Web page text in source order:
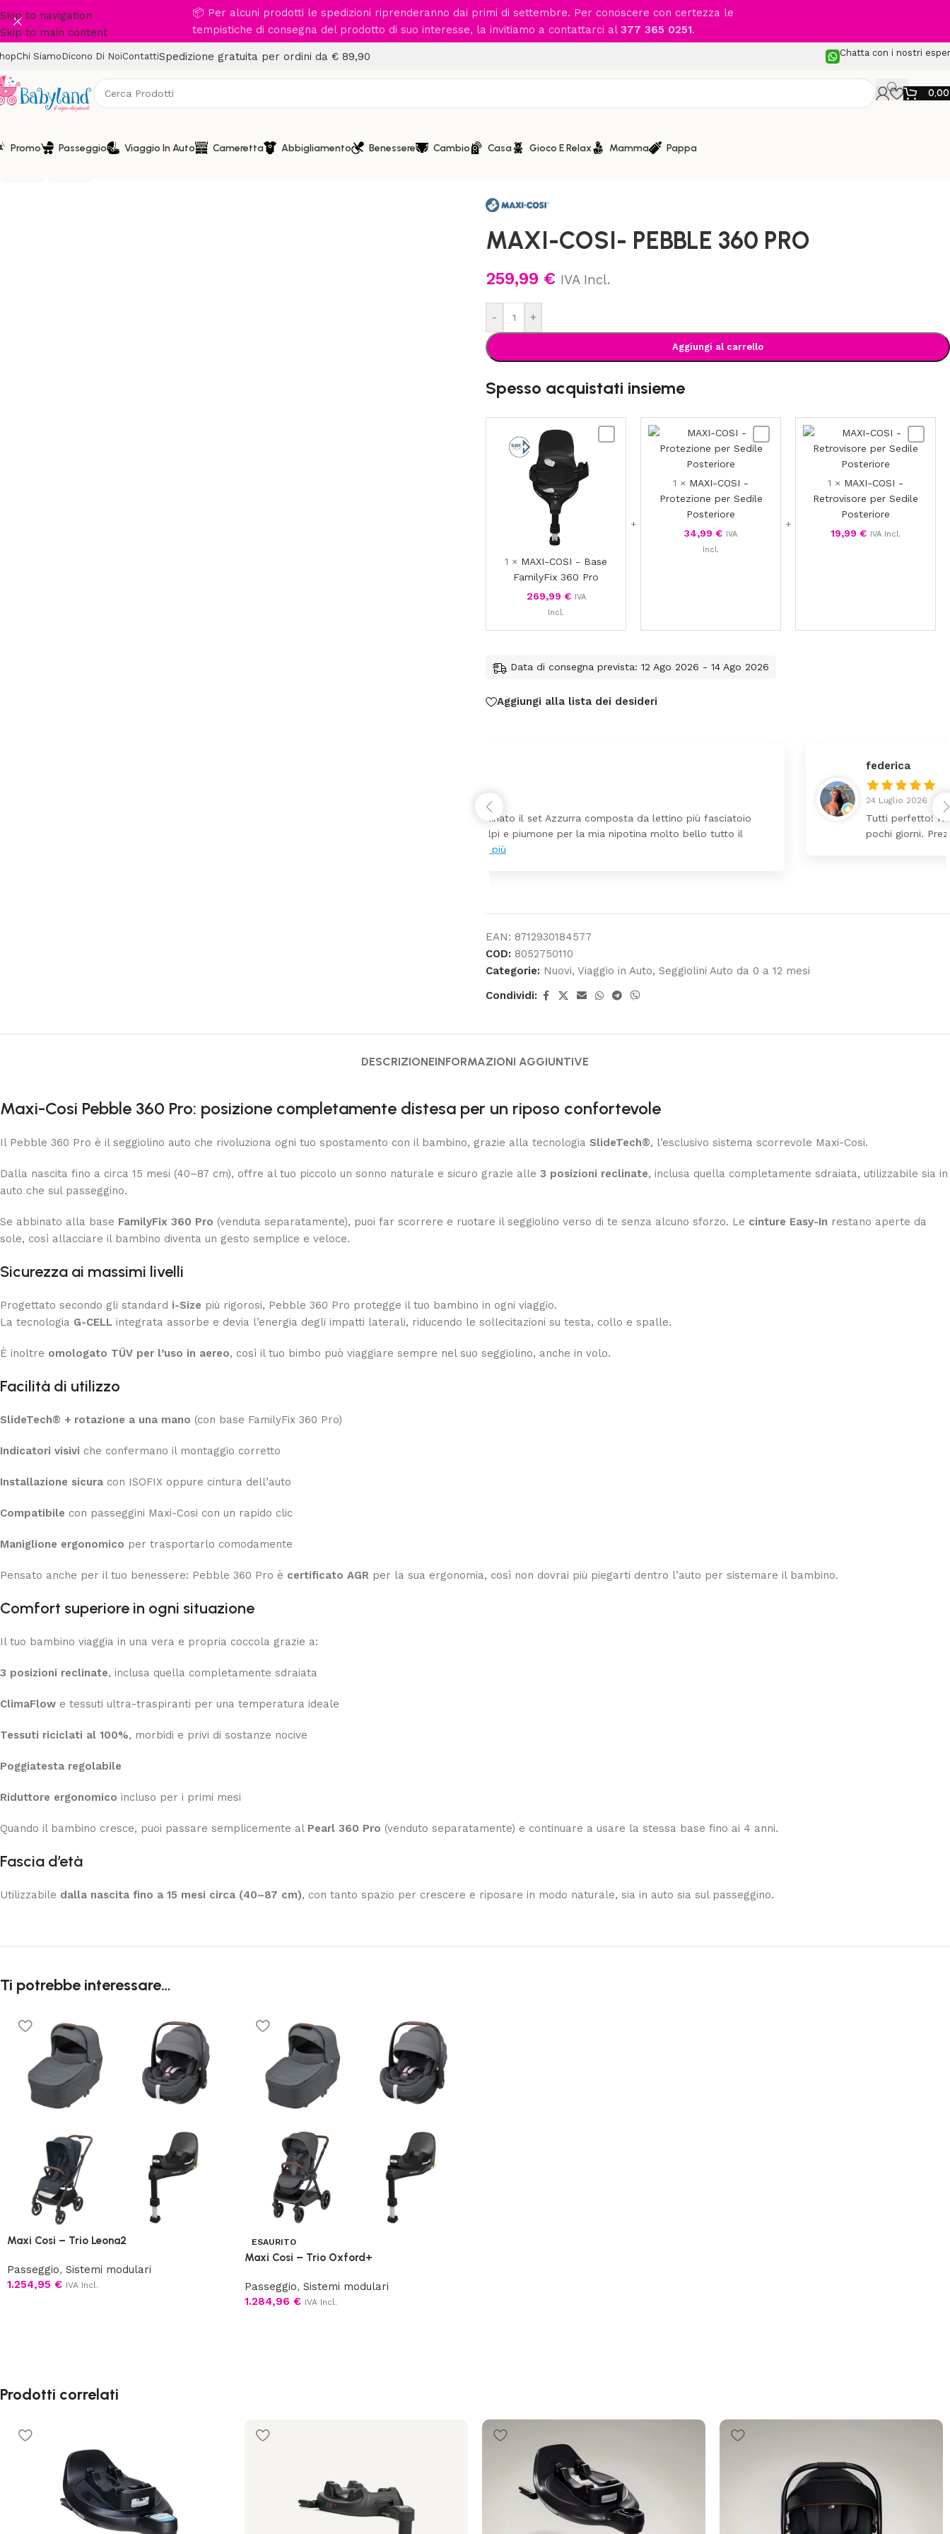
Skip to navigation
Skip to main content
📦 Per alcuni prodotti le spedizioni riprenderanno dai primi di settembre. Per conoscere con certezza le
tempistiche di consegna del prodotto di suo interesse, la invitiamo a contattarci al 377 365 0251.
Chi Siamo Dicono Di NoiContattiSpedizione gratuita per ordini da € 89,90 Chatta con i nostri
Promo Passeggio Viaggio In Auto Cameretta Abbigliamento Benessere Cambio Casa Gioco E Relax Mamma Pappa
Home/Viaggio in Auto/Seggiolini Auto da 0 a 12 mesi
MAXI-COSI- PEBBLE 360 PRO
259,99 € IVA Incl.
- +
Aggiungi al carrello
Spesso acquistati insieme
1 × MAXI-COSI - Base
FamilyFix 360 Pro
269,99 € IVA
Incl.
COSI
per
Posteriore
1 × MAXI-COSI -
Protezione per Sedile
Posteriore
34,99 € IVA
Incl.
COSI
per
1 × MAXI-COSI -
Retrovisore per Sedile
Posteriore
19,99 € IVA Incl.
Data di consegna prevista: 12 Ago 2026 - 14 Ago 2026
Aggiungi alla lista dei desideri
Tutti perfetto! Ho ordinato un lettino che é arrivato ben imballato dopo
pochi giorni. Prezzo ottimi rispetto la concorrenza
EAN: 8712930184577
COD: 8052750110
Categorie: Nuovi, Viaggio in Auto, Seggiolini Auto da 0 a 12 mesi
Condividi:
DESCRIZIONEINFORMAZIONI AGGIUNTIVE
Maxi-Cosi Pebble 360 Pro: posizione completamente distesa per un riposo confortevole
Il Pebble 360 Pro è il seggiolino auto che rivoluziona ogni tuo spostamento con il bambino, grazie alla tecnologia SlideTech®, l’esclusivo sistema scorrevole Maxi-Cosi.
Dalla nascita fino a circa 15 mesi (40–87 cm), offre al tuo piccolo un sonno naturale e sicuro grazie alle 3 posizioni reclinate, inclusa quella completamente sdraiata, utilizzabile sia in
auto che sul passeggino.
Se abbinato alla base FamilyFix 360 Pro (venduta separatamente), puoi far scorrere e ruotare il seggiolino verso di te senza alcuno sforzo. Le cinture Easy-In restano aperte da
sole, così allacciare il bambino diventa un gesto semplice e veloce.
Sicurezza ai massimi livelli
Progettato secondo gli standard i-Size più rigorosi, Pebble 360 Pro protegge il tuo bambino in ogni viaggio.
La tecnologia G-CELL integrata assorbe e devia l’energia degli impatti laterali, riducendo le sollecitazioni su testa, collo e spalle.
È inoltre omologato TÜV per l’uso in aereo, così il tuo bimbo può viaggiare sempre nel suo seggiolino, anche in volo.
Facilità di utilizzo
SlideTech® + rotazione a una mano (con base FamilyFix 360 Pro)
Indicatori visivi che confermano il montaggio corretto
Installazione sicura con ISOFIX oppure cintura dell’auto
Compatibile con passeggini Maxi-Cosi con un rapido clic
Maniglione ergonomico per trasportarlo comodamente
Pensato anche per il tuo benessere: Pebble 360 Pro è certificato AGR per la sua ergonomia, così non dovrai più piegarti dentro l’auto per sistemare il bambino.
Comfort superiore in ogni situazione
Il tuo bambino viaggia in una vera e propria coccola grazie a:
3 posizioni reclinate, inclusa quella completamente sdraiata
ClimaFlow e tessuti ultra-traspiranti per una temperatura ideale
Tessuti riciclati al 100%, morbidi e privi di sostanze nocive
Poggiatesta regolabile
Riduttore ergonomico incluso per i primi mesi
Quando il bambino cresce, puoi passare semplicemente al Pearl 360 Pro (venduto separatamente) e continuare a usare la stessa base fino ai 4 anni.
Fascia d’età
Utilizzabile dalla nascita fino a 15 mesi circa (40–87 cm), con tanto spazio per crescere e riposare in modo naturale, sia in auto sia sul passeggino.
Ti potrebbe interessare…
Maxi Cosi – Trio Leona2
Passeggio, Sistemi modulari
1.254,95 € IVA Incl.
ESAURITO
Maxi Cosi – Trio Oxford+
Passeggio, Sistemi modulari
1.284,96 € IVA Incl.
Prodotti correlati